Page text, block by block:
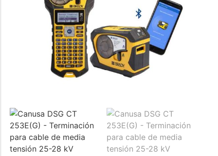
☆☆☆☆ ☆
Raychem HVT-Z-253/353-G – PUNTA
TERMINAL UNIP INT 35KV 2/0-350 MCM
(3UND/KIT)